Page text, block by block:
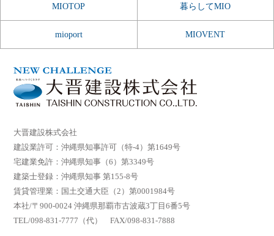
MIOTOP 暮らしてMIO
mioport MIOVENT
大晋建設株式会社
建設業許可：沖縄県知事許可（特-4）第1649号
宅建業免許：沖縄県知事（6）第3349号
建築士登録：沖縄県知事 第155-8号
賃貸管理業：国土交通大臣（2）第0001984号
本社/〒900-0024 沖縄県那覇市古波蔵3丁目6番5号
TEL/098-831-7777（代） FAX/098-831-7888